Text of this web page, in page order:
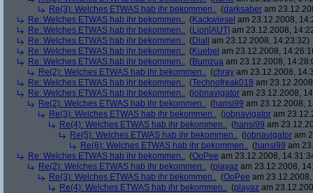
Re(3): Welches ETWAS hab ihr bekommen.. (darksaber am
Re: Welches ETWAS hab ihr bekommen.. (Kackwiesel am 23.12.2008,
Re: Welches ETWAS hab ihr bekommen.. (Lion[AUT] am 23.12.2008,
Re: Welches ETWAS hab ihr bekommen.. (Diall
am 23.12.2008, 14:23:32)
Re: Welches ETWAS hab ihr bekommen.. (Kuebel am 23.12.2008,
Re: Welches ETWAS hab ihr bekommen.. (Bumzua am 23.12.2008,
Re(2): Welches ETWAS hab ihr bekommen.. (chray am 23.12.2008,
Re: Welches ETWAS hab ihr bekommen.. (Technofreak018 am
Re: Welches ETWAS hab ihr bekommen.. (jobnavigator am 23.12.2008,
Re(2): Welches ETWAS hab ihr bekommen.. (hansi99 am 23.12.2008,
Re(3): Welches ETWAS hab ihr bekommen.. (jobnavigator am
Re(4): Welches ETWAS hab ihr bekommen.. (hansi99 am
Re(5): Welches ETWAS hab ihr bekommen.. (jobnavigator am
Re(6): Welches ETWAS hab ihr bekommen.. (hansi99 am
Re: Welches ETWAS hab ihr bekommen.. (OoPee am 23.12.2008,
Re(2): Welches ETWAS hab ihr bekommen.. (playaz am 23.12.2008,
Re(3): Welches ETWAS hab ihr bekommen.. (OoPee am
Re(4): Welches ETWAS hab ihr bekommen.. (playaz am